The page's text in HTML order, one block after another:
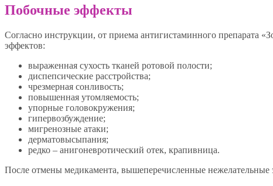
Побочные эффекты
Согласно инструкции, от приема антигистаминного препарата
эффектов:
выраженная сухость тканей ротовой полости;
диспепсические расстройства;
чрезмерная сонливость;
повышенная утомляемость;
упорные головокружения;
гипервозбуждение;
мигренозные атаки;
дерматовысыпания;
редко – анигоневротический отек, крапивница.
После отмены медикамента, вышеперечисленные нежелательные